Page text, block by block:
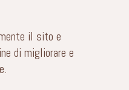
il sito e
di migliorare e